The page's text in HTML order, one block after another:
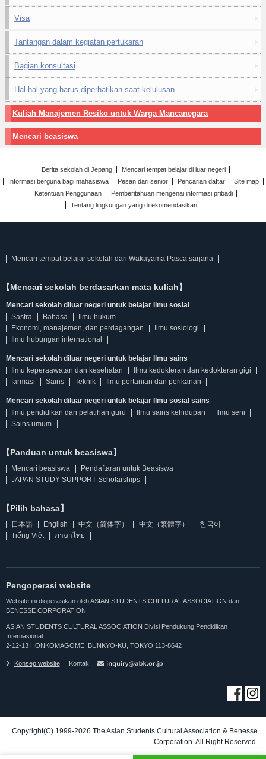
Visa
Tantangan dalam kegiatan pertukaran
Bagian konsultasi
Hal-hal yang harus diperhatikan saat kelulusan
Kuliah Manajemen Resiko untuk Warga Mancanegara
Mencari beasiswa
Berita sekolah di Jepang
Mencari tempat belajar di luar negeri
Informasi berguna bagi mahasiswa
Pesan dari senior Pencarian daftar
Site map
Ketentuan Penggunaan
Pemberitahuan mengenai informasi pribadi
Tentang lingkungan yang direkomendasikan
Mencari tempat belajar sekolah dari Wakayama Pasca sarjana
【Mencari sekolah berdasarkan mata kuliah】
Mencari sekolah diluar negeri untuk belajar Ilmu sosial
Sastra
Bahasa
Ilmu hukum
Ekonomi, manajemen, dan perdagangan
Ilmu sosiologi
Ilmu hubungan international
Mencari sekolah diluar negeri untuk belajar Ilmu sains
Ilmu keperaawatan dan kesehatan
Ilmu kedokteran dan kedokteran gigi
farmasi
Sains Teknik Ilmu pertanian dan perikanan
Mencari sekolah diluar negeri untuk belajar Ilmu sosial sains
Ilmu pendidikan dan pelatihan guru
Ilmu sains kehidupan
Ilmu seni
Sains umum
【Panduan untuk beasiswa】
Mencari beasiswa
Pendaftaran untuk Beasiswa
JAPAN STUDY SUPPORT Scholarships
【Pilih bahasa】
日本語 English 中文（简体字） 中文（繁體字）
한국어
Tiếng Việt
ภาษาไทย
Pengoperasi website
Website ini dioperasikan oleh ASIAN STUDENTS CULTURAL ASSOCIATION dan
BENESSE CORPORATION
ASIAN STUDENTS CULTURAL ASSOCIATION Divisi Pendukung Pendidikan
Internasional
2-12-13 HONKOMAGOME, BUNKYO-KU, TOKYO 113-8642
Konsep website Kontak
Copyright(C) 1999-2026 The Asian Students Cultural Association & Benesse
Corporation. All Right Reserved.